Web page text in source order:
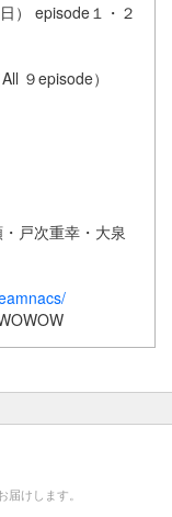
） episode１・２
９episode）
戸次重幸・大泉
けします。